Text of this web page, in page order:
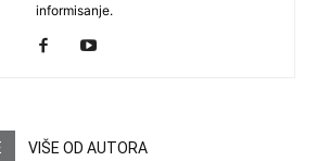
informisanje.
VIŠE OD AUTORA